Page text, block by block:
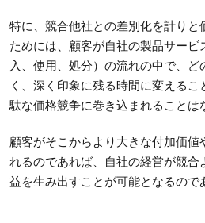
特に、競合他社との差別化を計りと
ためには、顧客が自社の製品サー
入、使用、処分）の流れの中で、
く、深く印象に残る時間に変える
駄な価格競争に巻き込まれることは
顧客がそこからより大きな付加価値
れるのであれば、自社の経営が競合
益を生み出すことが可能となるので